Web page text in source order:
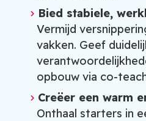
Bied stabiele,
Vermijd
vakken. Geef
opbouw via co-
Creëer een warm
Onthaal starters in